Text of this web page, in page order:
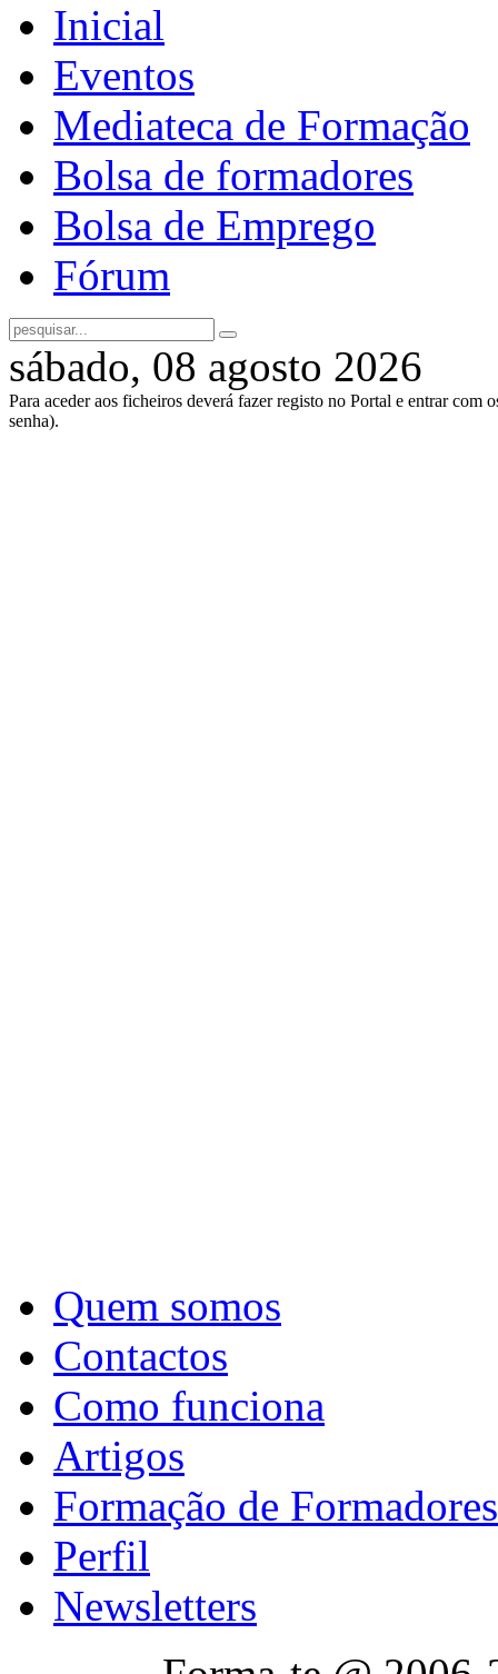
Inicial
Eventos
Mediateca de Formação
Bolsa de formadores
Bolsa de Emprego
Fórum
sábado, 08 agosto 2026
Para aceder aos ficheiros deverá fazer registo no Portal e entrar com
senha).
Quem somos
Contactos
Como funciona
Artigos
Formação de Formadores
Perfil
Newsletters